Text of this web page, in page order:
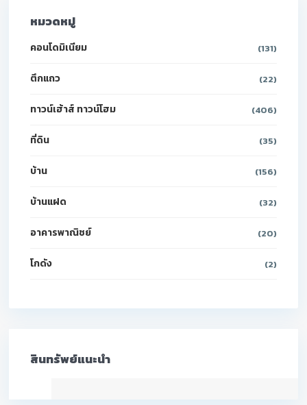
หมวดหมู่
คอนโดมิเนียม (131)
ตึกแถว (22)
ทาวน์เฮ้าส์ ทาวน์โฮม (406)
ที่ดิน (35)
บ้าน (156)
บ้านแฝด (32)
อาคารพาณิชย์ (20)
โกดัง (2)
สินทรัพย์แนะนำ